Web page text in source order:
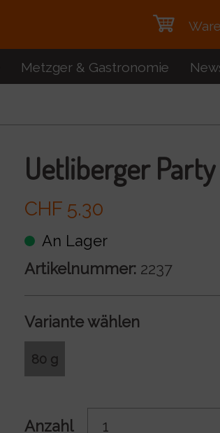
Metzger & Gastronomie
Uetliberger
CHF 5.30
An Lager
Artikelnummer: 2237
Variante wählen
80 g
Anzahl